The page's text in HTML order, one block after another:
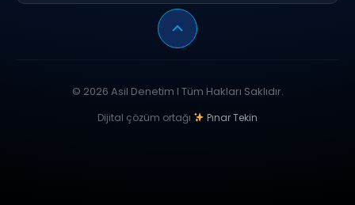
© 2026 Asil Denetim I Tüm Hakları Saklıdır.
Dijital çözüm ortağı Pınar Tekin